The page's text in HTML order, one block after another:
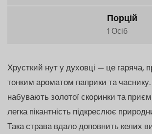
Порцій
1 Осіб
Хрусткий нут у духовці — це гаряча,
тонким ароматом паприки та часнику.
набувають золотої скоринки та
легка пікантність підкреслює
Така страва вдало доповнить келих